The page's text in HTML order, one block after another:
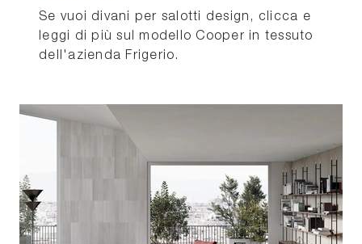
Se vuoi divani per salotti design, clicca e
leggi di più sul modello Cooper in tessuto
dell'azienda Frigerio.